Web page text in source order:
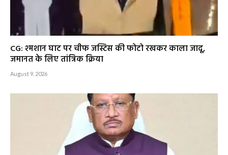
CG: श्मशान घाट पर चीफ जस्टिस की फोटो रखकर काला जादू,
जमानत के लिए तांत्रिक क्रिया
August 9, 2026